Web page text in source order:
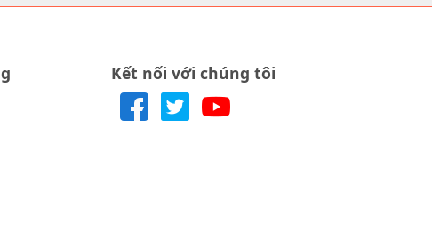
Kết nối với chúng tôi